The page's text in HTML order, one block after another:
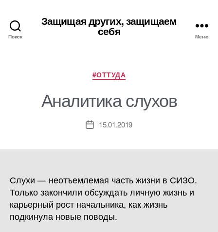
Поиск
Защищая других, защищаем
себя Меню
Рубрики
#ОТТУДА
Аналитика слухов
Дата15.01.2019
Слухи — неотъемлемая часть жизни в СИЗО.
Только закончили обсуждать личную жизнь и
карьерный рост начальника, как жизнь
подкинула новые поводы.